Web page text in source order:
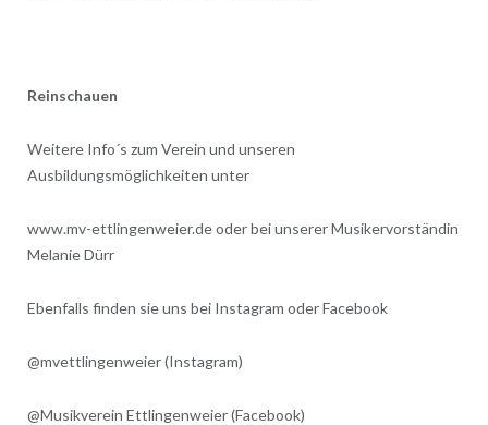
Reinschauen
Weitere Info´s zum Verein und unseren
Ausbildungsmöglichkeiten unter
www.mv-ettlingenweier.de oder bei unserer Musikervorständin
Melanie Dürr
Ebenfalls finden sie uns bei Instagram oder Facebook
@mvettlingenweier (Instagram)
@Musikverein Ettlingenweier (Facebook)